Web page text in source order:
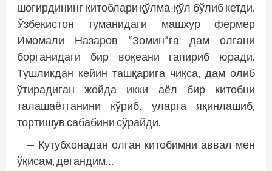
шогирдининг китоблари қўлма-қўл бўлиб кетди.
Ўзбекистон туманидаги машхур фермер
Имомали Назаров “Зомин”га дам олгани
борганидаги бир воқеани гапириб юради.
Тушликдан кейин ташқарига чиқса, дам олиб
ўтирадиган жойда икки аёл бир китобни
талашаётганини кўриб, уларга яқинлашиб,
тортишув сабабини сўрайди.
— Кутубхонадан олган китобимни аввал мен
ўқисам, дегандим…